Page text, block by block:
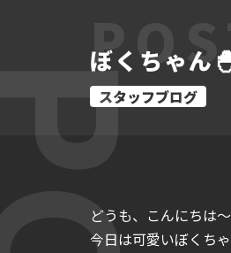
ぼくちゃん
スタッフブログ
どうも、こんにちは～
今日は可愛いぼくち